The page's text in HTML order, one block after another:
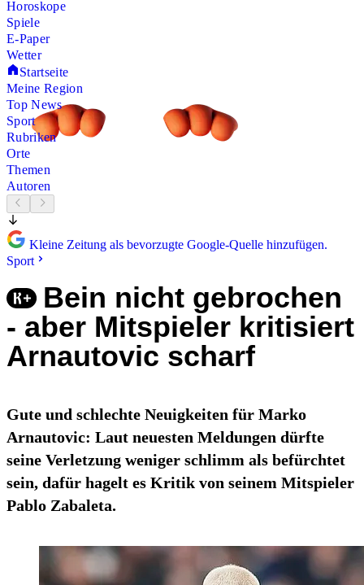
Horoskope
Spiele
E-Paper
Wetter
Startseite
Meine Region
Top News
Sport
Rubriken
Orte
Themen
Autoren
Kleine Zeitung als bevorzugte Google-Quelle hinzufügen.
Sport
Bein nicht gebrochen
- aber Mitspieler kritisiert
Arnautovic scharf
Gute und schlechte Neuigkeiten für Marko
Arnautovic: Laut neuesten Meldungen dürfte
seine Verletzung weniger schlimm als befürchtet
sein, dafür hagelt es Kritik von seinem Mitspieler
Pablo Zabaleta.